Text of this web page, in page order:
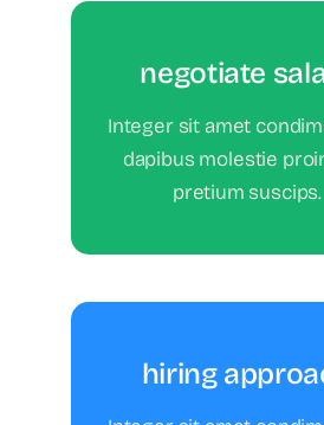
negotiate
Integer sit amet
dapibus molestie
pretium suscips.
Your Content Goes
hiring